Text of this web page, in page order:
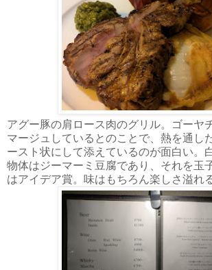
アグー豚の肩ロース肉のグリル。ゴーヤ
マージュしているとのことで、熱を通し
ースト状にして添えているのが面白い。
物体はジーマーミ豆腐であり、それを玉
はアイデア賞。味はもちろん楽しさ溢れ